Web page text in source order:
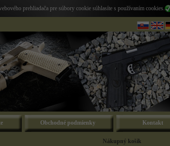
prehliadača pre súbory cookie súhlasíte s používaním cookies.
Obchodné podmienky Kontakt
Nákupný košík